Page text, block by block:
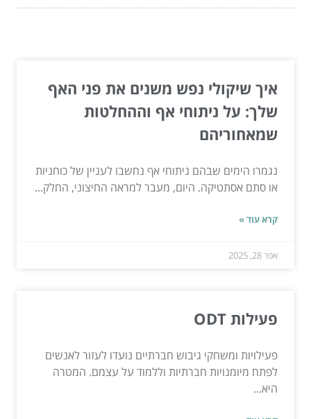
איך שיקולי נפש משנים את פני האף
שלך: על ניתוחי אף וההחלטות
שמאחוריהם
נגמרו הימים שבהם ניתוחי אף נחשבו לעניין של כוחניות
או סתם אסתטיקה. היום, מעבר למראה החיצוני, החלק...
קרא עוד »
אפר 28, 2025
פעילות ODT
פעילויות ומשחקי גיבוש חברתיים נועדו לעזור לאנשים
לפתח מיומנויות חברתיות וללמוד על עצמם. המטרה
היא...